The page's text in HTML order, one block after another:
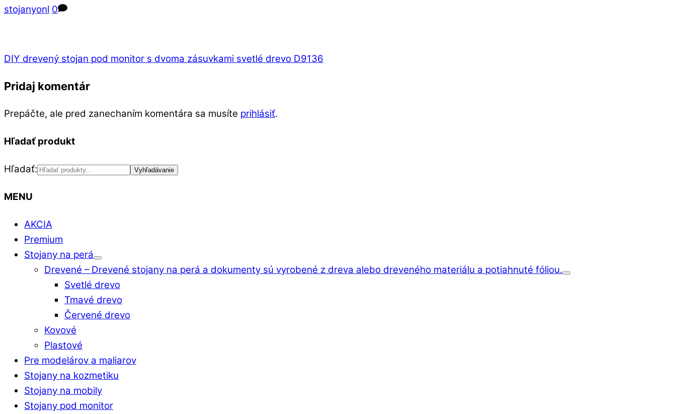
stojanyonl 0
DIY drevený stojan pod monitor s dvoma zásuvkami svetlé drevo D9136
Pridaj komentár
Prepáčte, ale pred zanechaním komentára sa musíte prihlásiť.
Hľadať produkt
Hľadať: Vyhľadávanie
MENU
AKCIA
Premium
Stojany na perá
Drevené – Drevené stojany na perá a dokumenty sú vyrobené z dreva alebo dreveného materiálu a potiahnuté fóliou.
Svetlé drevo
Tmavé drevo
Červené drevo
Kovové
Plastové
Pre modelárov a maliarov
Stojany na kozmetiku
Stojany na mobily
Stojany pod monitor